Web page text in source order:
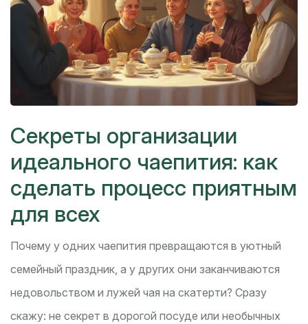
Секреты организации
идеального чаепития: как
сделать процесс приятным
для всех
Почему у одних чаепития превращаются в уютный
семейный праздник, а у других они заканчиваются
недовольством и лужей чая на скатерти? Сразу
скажу: не секрет в дорогой посуде или необычных